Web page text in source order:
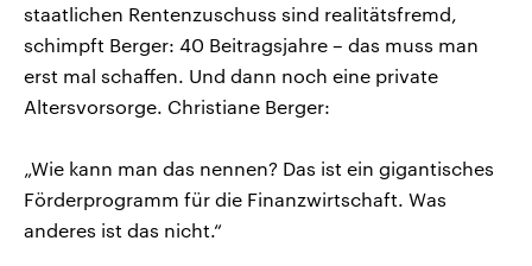
staatlichen Rentenzuschuss sind realitätsfremd,
schimpft Berger: 40 Beitragsjahre – das muss man
erst mal schaffen. Und dann noch eine private
Altersvorsorge. Christiane Berger:
„Wie kann man das nennen? Das ist ein gigantisches
Förderprogramm für die Finanzwirtschaft. Was
anderes ist das nicht.“